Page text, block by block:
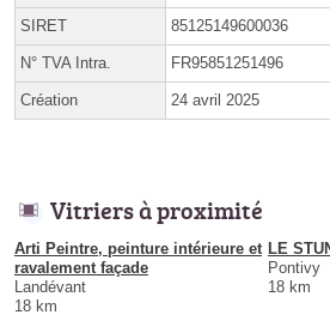
SIRET 85125149600036
N° TVA Intra. FR95851251496
Création 24 avril 2025
Vitriers à proximité
Arti Peintre, peinture intérieure et
ravalement façade
Landévant
18 km
LE
Pontivy
18 km